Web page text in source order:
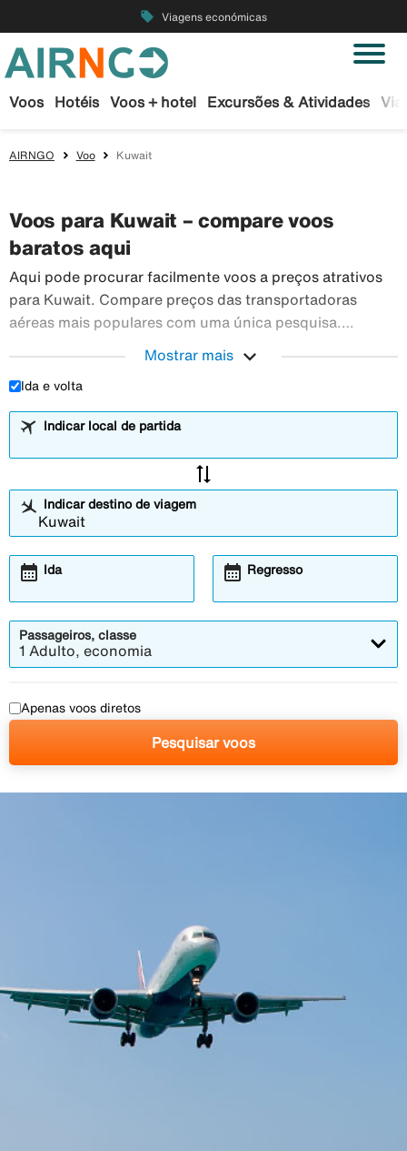
local_offer Viagens económicas
Voos Hotéis Voos + hotel Excursões & Atividades
AIRNGO Voo Kuwait
Voos para Kuwait – compare voos
baratos aqui
Aqui pode procurar facilmente voos a preços atrativos
para Kuwait. Compare preços das transportadoras
aéreas mais populares com uma única pesquisa.
mundo.Aqui pode procurar facilmente voos a preços
Mostrar mais expand_more
Ida e volta
Indicar local de partida
sync_alt
Indicar destino de viagem
Ida
calendar_month Regresso
calendar_month
Passageiros, classe
1 Adulto, economia
Apenas voos diretos
Pesquisar voos